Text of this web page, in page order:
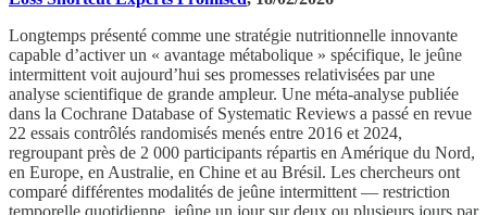
Longtemps présenté comme une stratégie nutritionnelle innovante
capable d’activer un « avantage métabolique » spécifique, le jeûne
intermittent voit aujourd’hui ses promesses relativisées par une
analyse scientifique de grande ampleur. Une méta-analyse publiée
dans la Cochrane Database of Systematic Reviews a passé en revue
22 essais contrôlés randomisés menés entre 2016 et 2024,
regroupant près de 2 000 participants répartis en Amérique du Nord,
en Europe, en Australie, en Chine et au Brésil. Les chercheurs ont
comparé différentes modalités de jeûne intermittent — restriction
temporelle quotidienne, jeûne un jour sur deux ou plusieurs jours par